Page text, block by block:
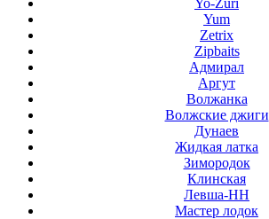
Yo-Zuri
Yum
Zetrix
Zipbaits
Адмирал
Аргут
Волжанка
Волжские джиги
Дунаев
Жидкая латка
Зимородок
Клинская
Левша-НН
Мастер лодок